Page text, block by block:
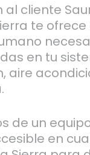
al cliente
te
en tu
aire
de un
en